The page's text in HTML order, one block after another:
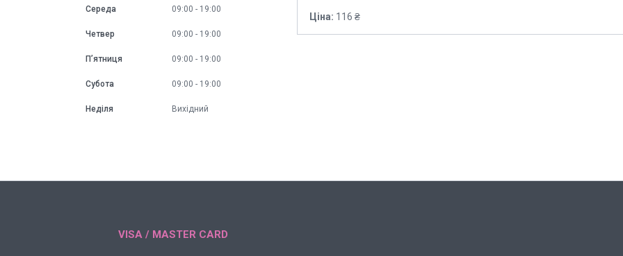
Ціна: 116 ₴
Середа 09:00 19:00
Четвер 09:00 19:00
Пʼятниця 09:00 19:00
Субота 09:00 19:00
Неділя Вихідний
VISA / MASTER CARD